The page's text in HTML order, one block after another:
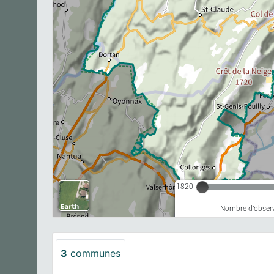
1820
Nombre
3 communes